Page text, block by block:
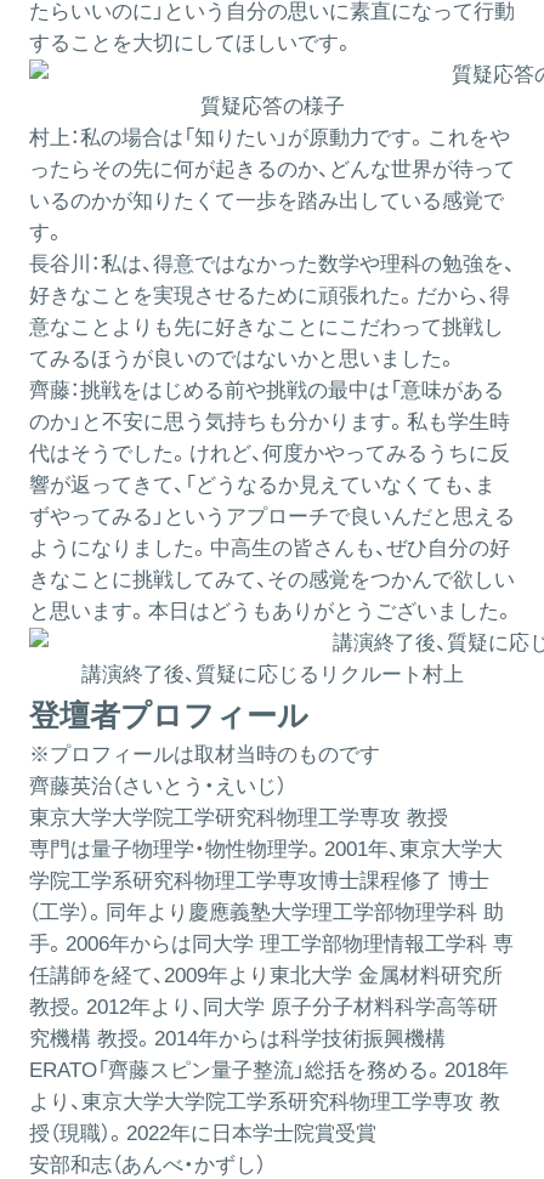
たらいいのに」という自分の思いに素直になって行動
することを大切にしてほしいです。
質疑応答の様子
村上：私の場合は「知りたい」が原動力です。これをや
ったらその先に何が起きるのか、どんな世界が待って
いるのかが知りたくて一歩を踏み出している感覚で
す。
長谷川：私は、得意ではなかった数学や理科の勉強を、
好きなことを実現させるために頑張れた。だから、得
意なことよりも先に好きなことにこだわって挑戦し
てみるほうが良いのではないかと思いました。
齊藤：挑戦をはじめる前や挑戦の最中は「意味がある
のか」と不安に思う気持ちも分かります。私も学生時
代はそうでした。けれど、何度かやってみるうちに反
響が返ってきて、「どうなるか見えていなくても、ま
ずやってみる」というアプローチで良いんだと思える
ようになりました。中高生の皆さんも、ぜひ自分の好
きなことに挑戦してみて、その感覚をつかんで欲しい
と思います。本日はどうもありがとうございました。
講演終了後、質疑に応じるリクルート村上
登壇者プロフィール
※プロフィールは取材当時のものです
齊藤英治（さいとう・えいじ）
東京大学大学院工学研究科物理工学専攻 教授
専門は量子物理学・物性物理学。2001年、東京大学大
学院工学系研究科物理工学専攻博士課程修了 博士
（工学）。同年より慶應義塾大学理工学部物理学科 助
手。2006年からは同大学 理工学部物理情報工学科 専
任講師を経て、2009年より東北大学 金属材料研究所
教授。2012年より、同大学 原子分子材料科学高等研
究機構 教授。2014年からは科学技術振興機構
ERATO「齊藤スピン量子整流」総括を務める。2018年
より、東京大学大学院工学系研究科物理工学専攻 教
授（現職）。2022年に日本学士院賞受賞
安部和志（あんべ・かずし）